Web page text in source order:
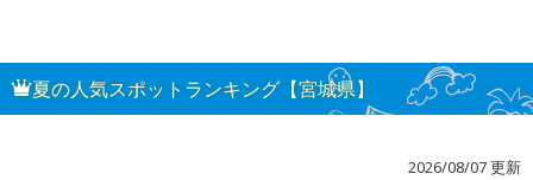
夏の人気スポットランキング【宮城県】
2026/08/07 更新